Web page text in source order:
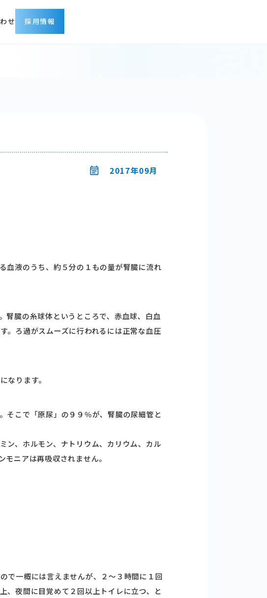
せ 採用情報
2017年09月
血液のうち、約５分の１もの量が腎臓に流れ
腎臓の糸球体というところで、赤血球、白血
。ろ過がスムーズに行われるには正常な血圧
なります。
そこで「原尿」の９９％が、腎臓の尿細管と
ン、ホルモン、ナトリウム、カリウム、カル
ニアは再吸収されません。
で一概には言えませんが、２～３時間に１回
、夜間に目覚めて２回以上トイレに立つ、と